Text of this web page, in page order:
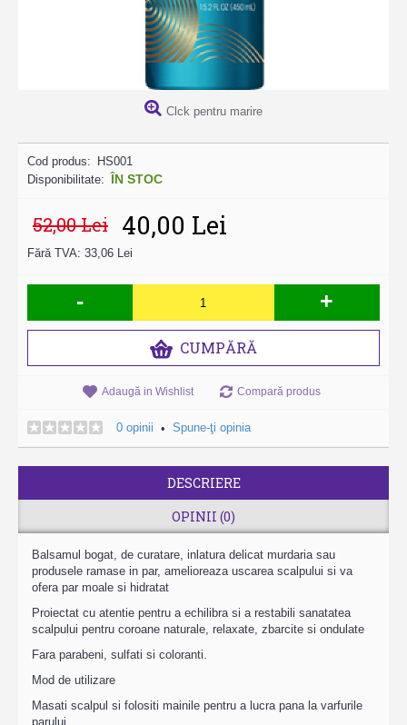
Clck pentru marire
Cod produs:
HS001
Disponibilitate: ÎN STOC
52,00 Lei 40,00 Lei
Fără TVA: 33,06 Lei
- +
CUMPĂRĂ
Adaugă in Wishlist Compară produs
0 opinii • Spune-ţi opinia
DESCRIERE
OPINII (0)
Balsamul bogat, de curatare, inlatura delicat murdaria sau
produsele ramase in par, amelioreaza uscarea scalpului si va
ofera par moale si hidratat
Proiectat cu atentie pentru a echilibra si a restabili sanatatea
scalpului pentru coroane naturale, relaxate, zbarcite si ondulate
Fara parabeni, sulfati si coloranti.
Mod de utilizare
Masati scalpul si folositi mainile pentru a lucra pana la varfurile
parului